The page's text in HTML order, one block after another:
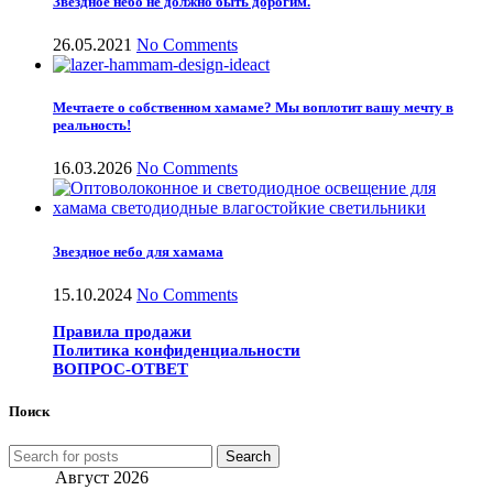
26.05.2021 No Comments
Мечтаете о собственном хамаме? Мы воплотит вашу мечту в
реальность!
16.03.2026 No Comments
Звездное небо для хамама
15.10.2024 No Comments
Правила продажи
Политика конфиденциальности
ВОПРОС-ОТВЕТ
Поиск
Search
Август 2026